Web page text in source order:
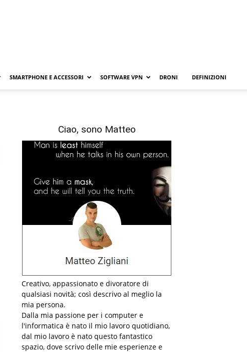
SMARTPHONE E ACCESSORI SOFTWARE VPN DRONI DEFINIZIONI
Ciao, sono Matteo
Creativo, appassionato e divoratore di
qualsiasi novità; così descrivo al meglio la
mia persona.
Dalla mia passione per i computer e
l'informatica è nato il mio lavoro quotidiano,
dal mio lavoro è nato questo fantastico
spazio, dove scrivo delle mie esperienze e